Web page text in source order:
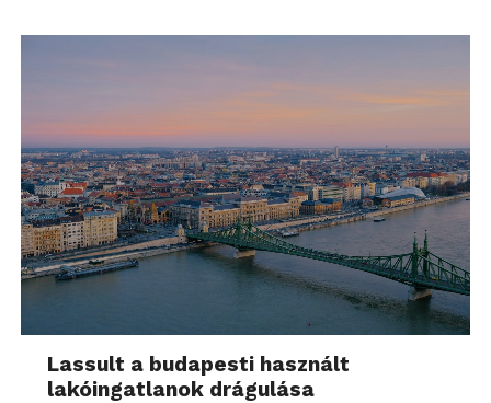
Lassult a budapesti használt
lakóingatlanok drágulása